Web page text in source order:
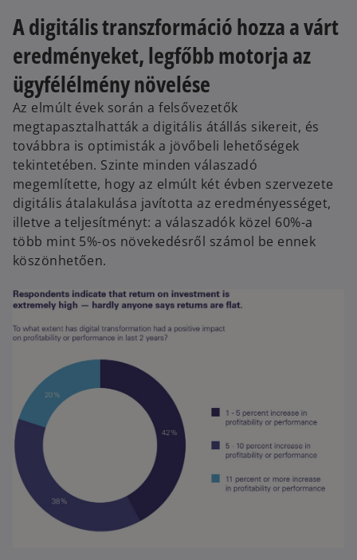
A digitális transzformáció hozza a várt
eredményeket, legfőbb motorja az
ügyfélélmény növelése
Az elmúlt évek során a felsővezetők
megtapasztalhatták a digitális átállás sikereit, és
továbbra is optimisták a jövőbeli lehetőségek
tekintetében. Szinte minden válaszadó
megemlítette, hogy az elmúlt két évben szervezete
digitális átalakulása javította az eredményességet,
illetve a teljesítményt: a válaszadók közel 60%-a
több mint 5%-os növekedésről számol be ennek
köszönhetően.